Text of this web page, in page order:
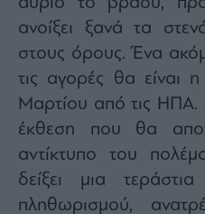
protected
reCAPTCHA
and
Google
Policy
and
Terms
of
Service
apply.
ανοίξει ξανά τα
στους όρους. Ένα
τις αγορές θα είναι
Μαρτίου από τις ΗΠΑ.
έκθεση που θα
αντίκτυπο του
δείξει μια
πληθωρισμού,